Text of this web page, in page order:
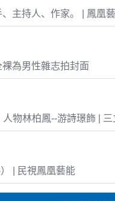
主持人、作家。 | 鳳凰
為男性雜志拍封面
物林柏鳳--游詩璟飾 | 三
| 民視鳳凰藝能